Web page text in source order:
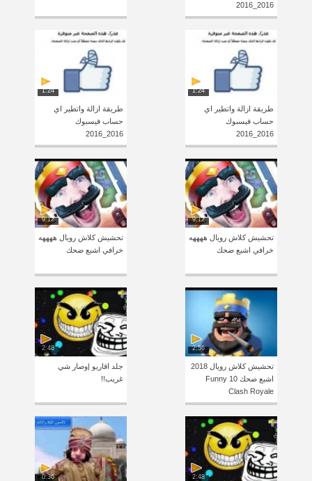
2016_2016
1:24
طريقة ازالة واتطير اي
حساب فيسبوك
2016_2016
1:24
طريقة ازالة واتطير اي
حساب فيسبوك
2016_2016
9:12
تحشيش كلاش رويال ههههه
خرافي اشبع ضحك
9:12
تحشيش كلاش رويال ههههه
خرافي اشبع ضحك
2:56
تحشيش كلاش رويال 2018
اشبع ضحك 10 Funny
Clash Royale
2:48
جلد اقاريو |وصار شي
غريب!!
2:48
0:36